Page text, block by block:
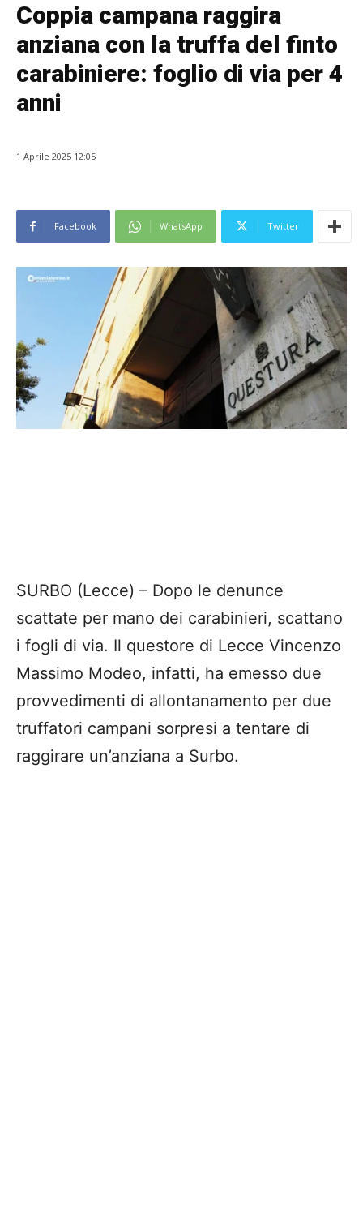
Coppia campana raggira
anziana con la truffa del finto
carabiniere: foglio di via per 4
anni
1 Aprile 2025 12:05
Facebook WhatsApp Twitter
SURBO (Lecce) – Dopo le denunce
scattate per mano dei carabinieri, scattano
i fogli di via. Il questore di Lecce Vincenzo
Massimo Modeo, infatti, ha emesso due
provvedimenti di allontanamento per due
truffatori campani sorpresi a tentare di
raggirare un’anziana a Surbo.